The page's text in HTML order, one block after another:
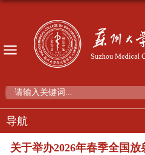
导航
关于举办2026年春季全国